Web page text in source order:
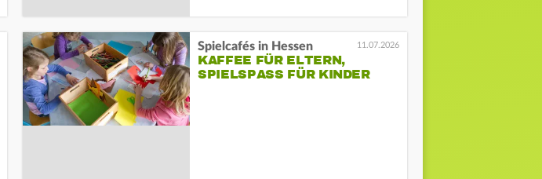
11.07.2026
Spielcafés in Hessen
KAFFEE FÜR ELTERN,
SPIELSPASS FÜR KINDER